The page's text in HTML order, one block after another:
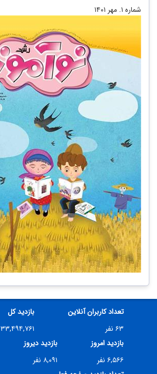
شماره ۱. مهر ۱۴۰۱
تعداد کاربران آنلاین
۶۳ نفر
بازدید کل
۳۳,۴۹۴,۷۶۱ نفر
بازدید امروز
۶,۵۶۶ نفر
بازدید دیروز
۸,۰۹۱ نفر